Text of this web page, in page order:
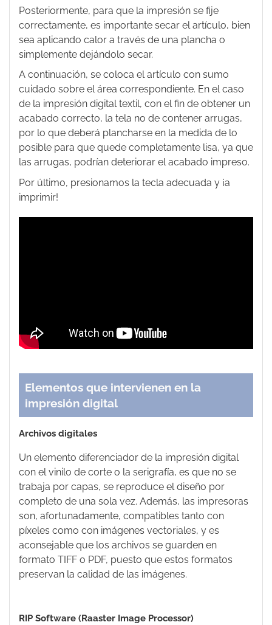
Posteriormente, para que la impresión se fije
correctamente, es importante secar el artículo, bien
sea aplicando calor a través de una plancha o
simplemente dejándolo secar.
A continuación, se coloca el artículo con sumo
cuidado sobre el área correspondiente. En el caso
de la impresión digital textil, con el fin de obtener un
acabado correcto, la tela no de contener arrugas,
por lo que deberá plancharse en la medida de lo
posible para que quede completamente lisa, ya que
las arrugas, podrían deteriorar el acabado impreso.
Por último, presionamos la tecla adecuada y ¡a
imprimir!
Elementos que intervienen en la
impresión digital
Archivos digitales
Un elemento diferenciador de la impresión digital
con el vinilo de corte o la serigrafía, es que no se
trabaja por capas, se reproduce el diseño por
completo de una sola vez. Además, las impresoras
son, afortunadamente, compatibles tanto con
píxeles como con imágenes vectoriales, y es
aconsejable que los archivos se guarden en
formato TIFF o PDF, puesto que estos formatos
preservan la calidad de las imágenes.
RIP Software (Raaster Image Processor)